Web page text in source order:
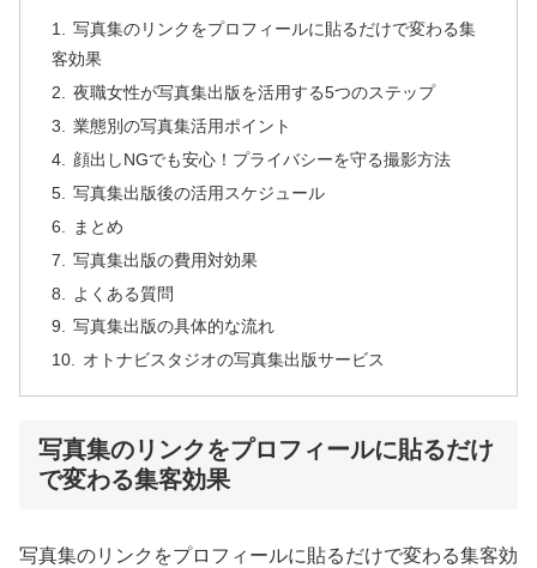
写真集のリンクをプロフィールに貼るだけで変わる集
客効果
夜職女性が写真集出版を活用する5つのステップ
業態別の写真集活用ポイント
顔出しNGでも安心！プライバシーを守る撮影方法
写真集出版後の活用スケジュール
まとめ
写真集出版の費用対効果
よくある質問
写真集出版の具体的な流れ
オトナビスタジオの写真集出版サービス
写真集のリンクをプロフィールに貼るだけ
で変わる集客効果
写真集のリンクをプロフィールに貼るだけで変わる集客効